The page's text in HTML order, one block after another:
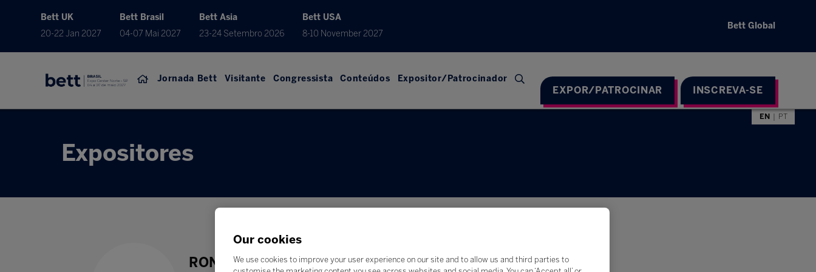
Bett UK
20-22 Jan 2027
Bett Brasil
04-07 Mai 2027
Bett Asia
23-24 Setembro 2026
Bett USA
8-10 November 2027
Bett Global
Jornada Bett Visitante Congressista Conteúdos Expositor/Patrocinador
EXPOR/PATROCINAR INSCREVA-SE
EN PT
Expositores
RONA EDITORA
Our cookies
We use cookies to improve your user experience on our site and to allow us and third parties to